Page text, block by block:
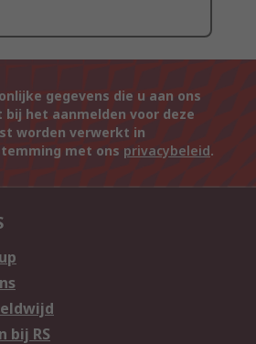
gegevens die u aan ons
het aanmelden voor deze
worden verwerkt in
met ons privacybeleid.
bij RS